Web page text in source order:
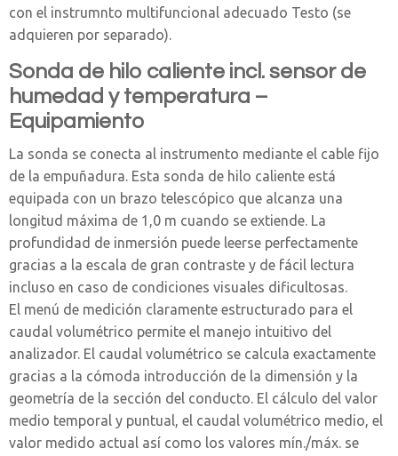
con el instrumnto multifuncional adecuado Testo (se
adquieren por separado).
Sonda de hilo caliente incl. sensor de
humedad y temperatura –
Equipamiento
La sonda se conecta al instrumento mediante el cable fijo
de la empuñadura. Esta sonda de hilo caliente está
equipada con un brazo telescópico que alcanza una
longitud máxima de 1,0 m cuando se extiende. La
profundidad de inmersión puede leerse perfectamente
gracias a la escala de gran contraste y de fácil lectura
incluso en caso de condiciones visuales dificultosas.
El menú de medición claramente estructurado para el
caudal volumétrico permite el manejo intuitivo del
analizador. El caudal volumétrico se calcula exactamente
gracias a la cómoda introducción de la dimensión y la
geometría de la sección del conducto. El cálculo del valor
medio temporal y puntual, el caudal volumétrico medio, el
valor medido actual así como los valores mín./máx. se